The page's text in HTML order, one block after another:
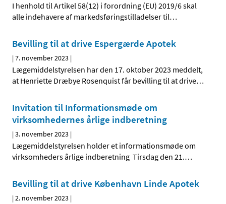
I henhold til Artikel 58(12) i forordning (EU) 2019/6 skal
alle indehavere af markedsføringstilladelser til…
Bevilling til at drive Espergærde Apotek
|7. november 2023 |
Lægemiddelstyrelsen har den 17. oktober 2023 meddelt,
at Henriette Dræbye Rosenquist får bevilling til at drive…
Invitation til Informationsmøde om
virksomhedernes årlige indberetning
|3. november 2023 |
Lægemiddelstyrelsen holder et informationsmøde om
virksomheders årlige indberetning Tirsdag den 21.…
Bevilling til at drive København Linde Apotek
|2. november 2023 |